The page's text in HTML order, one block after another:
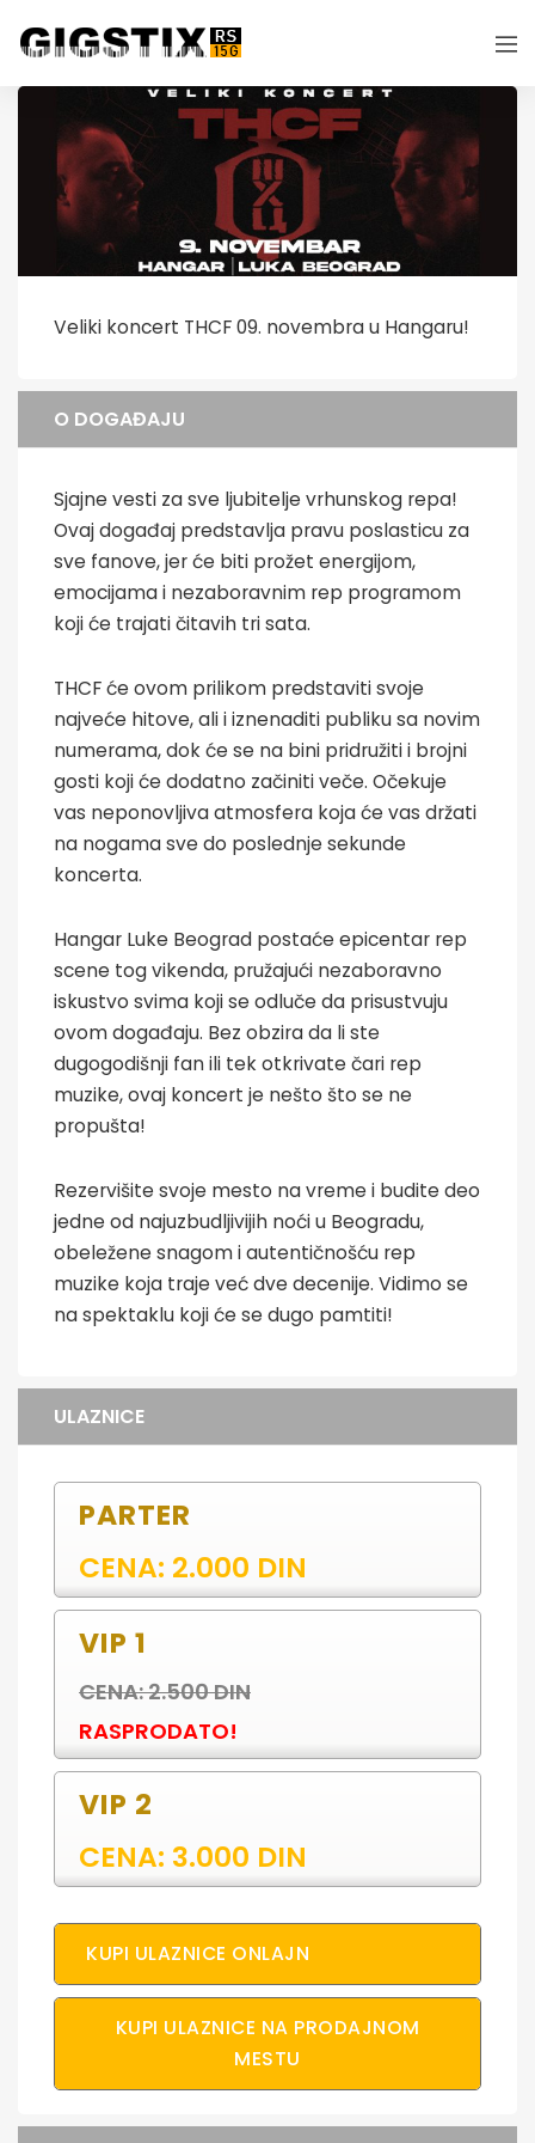
Veliki koncert THCF 09. novembra u Hangaru!
O DOGAĐAJU
Sjajne vesti za sve ljubitelje vrhunskog repa!
Ovaj događaj predstavlja pravu poslasticu za
sve fanove, jer će biti prožet energijom,
emocijama i nezaboravnim rep programom
koji će trajati čitavih tri sata.
THCF će ovom prilikom predstaviti svoje
najveće hitove, ali i iznenaditi publiku sa novim
numerama, dok će se na bini pridružiti i brojni
gosti koji će dodatno začiniti veče. Očekuje
vas neponovljiva atmosfera koja će vas držati
na nogama sve do poslednje sekunde
koncerta.
Hangar Luke Beograd postaće epicentar rep
scene tog vikenda, pružajući nezaboravno
iskustvo svima koji se odluče da prisustvuju
ovom događaju. Bez obzira da li ste
dugogodišnji fan ili tek otkrivate čari rep
muzike, ovaj koncert je nešto što se ne
propušta!
Rezervišite svoje mesto na vreme i budite deo
jedne od najuzbudljivijih noći u Beogradu,
obeležene snagom i autentičnošću rep
muzike koja traje već dve decenije. Vidimo se
na spektaklu koji će se dugo pamtiti!
ULAZNICE
PARTER
CENA: 2.000 DIN
VIP 1
CENA: 2.500 DIN
RASPRODATO!
VIP 2
CENA: 3.000 DIN
KUPI ULAZNICE ONLAJN
KUPI ULAZNICE NA PRODAJNOM
MESTU